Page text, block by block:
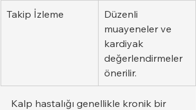
Takip İzleme
Düzenli
muayeneler ve
kardiyak
değerlendirmeler
önerilir.
Kalp hastalığı genellikle kronik bir